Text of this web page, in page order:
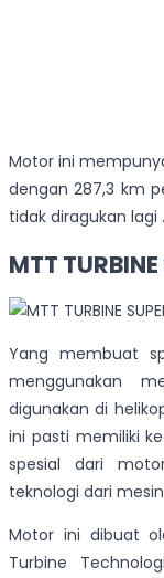
Motor ini
dengan 287,3 km
tidak diragukan lagi .
MTT
Yang membuat
menggunakan
digunakan di
ini pasti memiliki
spesial dari
teknologi dari
Motor ini dibuat
Turbine